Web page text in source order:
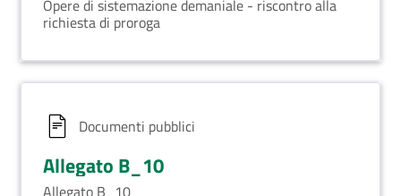
Opere di sistemazione demaniale - riscontro alla
richiesta di proroga
Documenti pubblici
Allegato B_10
Allegato B_10